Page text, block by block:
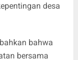
desa
bahwa
bersama